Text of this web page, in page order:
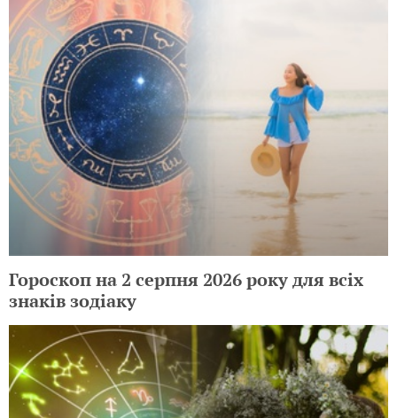
Гороскоп на 2 серпня 2026 року для всіх
знаків зодіаку